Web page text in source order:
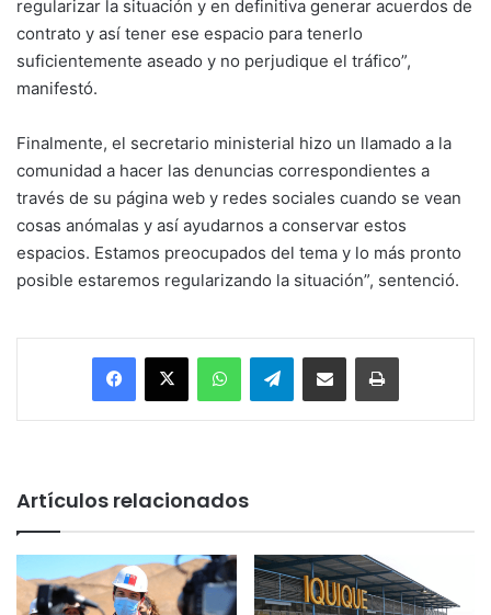
regularizar la situación y en definitiva generar acuerdos de
contrato y así tener ese espacio para tenerlo
suficientemente aseado y no perjudique el tráfico”,
manifestó.
Finalmente, el secretario ministerial hizo un llamado a la
comunidad a hacer las denuncias correspondientes a
través de su página web y redes sociales cuando se vean
cosas anómalas y así ayudarnos a conservar estos
espacios. Estamos preocupados del tema y lo más pronto
posible estaremos regularizando la situación”, sentenció.
Facebook
X WhatsAppTelegramEnviar vía email Imprimir
Artículos relacionados